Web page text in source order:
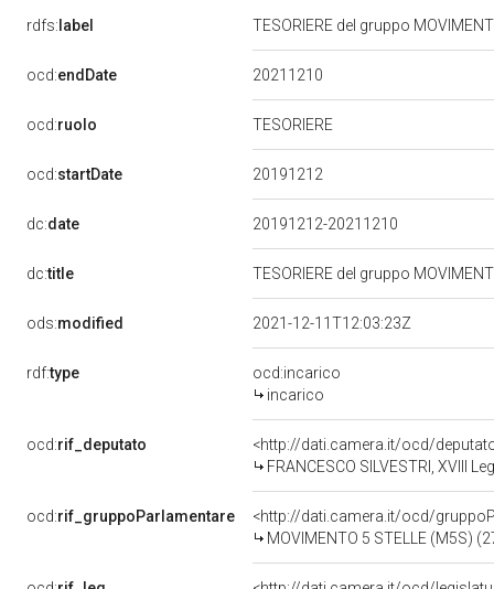
rdfs: label TESORIERE del gruppo
ocd:endDate 20211210
ocd:ruolo TESORIERE
ocd:startDate 20191212
dc:date 20191212-20211210
dc:title TESORIERE del gruppo
ods:modified 2021-12-11T12:03:23Z
rdf:type
ocd:incarico
incarico
ocd:rif_deputato
<http://dati.camera.it/ocd/
FRANCESCO SILVESTRI, XVIII
ocd:rif_gruppoParlamentare
<http://dati.camera.it/ocd/
MOVIMENTO 5 STELLE (M5S)